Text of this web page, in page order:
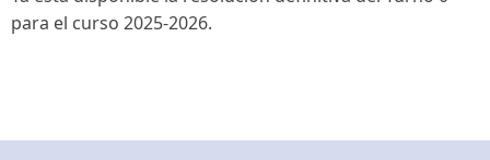
para el curso 2025-2026.